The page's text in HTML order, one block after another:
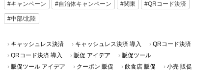
#キャンペーン #自治体キャンペーン #関東 #QRコード決済
#中部/北陸
キャッシュレス決済 キャッシュレス決済 導入
QRコード決済
QRコード決済 導入
販促 アイデア
販促ツール
販促ツール アイデア
クーポン 販促 飲食店 販促
小売 販促